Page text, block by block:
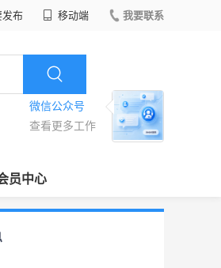
发布 移动端 我要联系
微信公众号
查看更多工作
员中心